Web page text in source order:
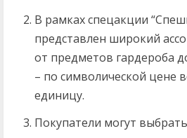
В рамках спецакции
представлен широкий
от предметов гардероба
– по символической цене
единицу.
Покупатели могут